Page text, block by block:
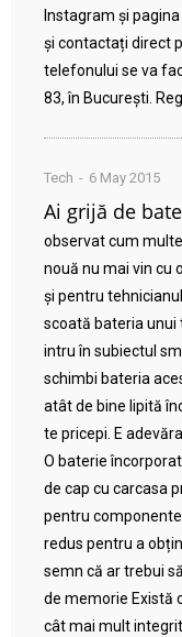
Instagram și
și contactați direct
telefonului se va
83, în București.
Tech 6 May 2015
Ai grijă de
observat cum
nouă nu mai vin cu
și pentru
scoată bateria unui
intru în subiectul
schimbi bateria
atât de bine lipită
te pricepi. E
O baterie
de cap cu carcasa
pentru
redus pentru a
semn că ar trebui
de memorie Există
cât mai mult